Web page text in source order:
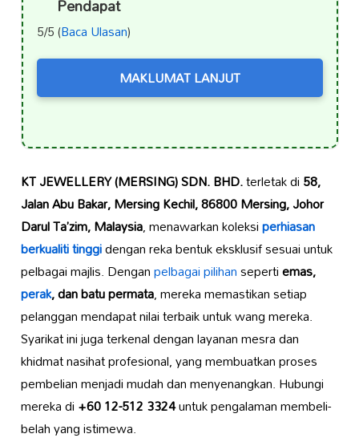
Pendapat
5/5 (Baca Ulasan)
MAKLUMAT LANJUT
KT JEWELLERY (MERSING) SDN. BHD.terletak di58,
Jalan Abu Bakar, Mersing Kechil, 86800 Mersing, Johor
Darul Ta’zim, Malaysia, menawarkan koleksiperhiasan
berkualiti tinggidengan reka bentuk eksklusif sesuai untuk
pelbagai majlis. Denganpelbagai pilihansepertiemas,
perak, dan batu permata, mereka memastikan setiap
pelanggan mendapat nilai terbaik untuk wang mereka.
Syarikat ini juga terkenal dengan layanan mesra dan
khidmat nasihat profesional, yang membuatkan proses
pembelian menjadi mudah dan menyenangkan. Hubungi
mereka di+60 12-512 3324untuk pengalaman membeli-
belah yang istimewa.